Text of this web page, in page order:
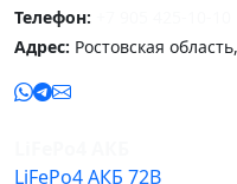
Телефон:
Адрес: Ростовская
LiFePo4 АКБ 72В